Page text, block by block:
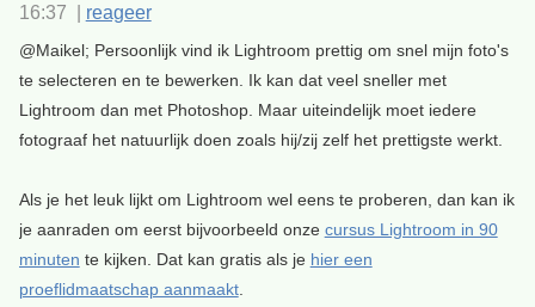
16:37 | reageer
@Maikel; Persoonlijk vind ik Lightroom prettig om snel mijn foto's
te selecteren en te bewerken. Ik kan dat veel sneller met
Lightroom dan met Photoshop. Maar uiteindelijk moet iedere
fotograaf het natuurlijk doen zoals hij/zij zelf het prettigste werkt.
Als je het leuk lijkt om Lightroom wel eens te proberen, dan kan ik
je aanraden om eerst bijvoorbeeld onze cursus Lightroom in 90
minuten te kijken. Dat kan gratis als je hier een
proeflidmaatschap aanmaakt.